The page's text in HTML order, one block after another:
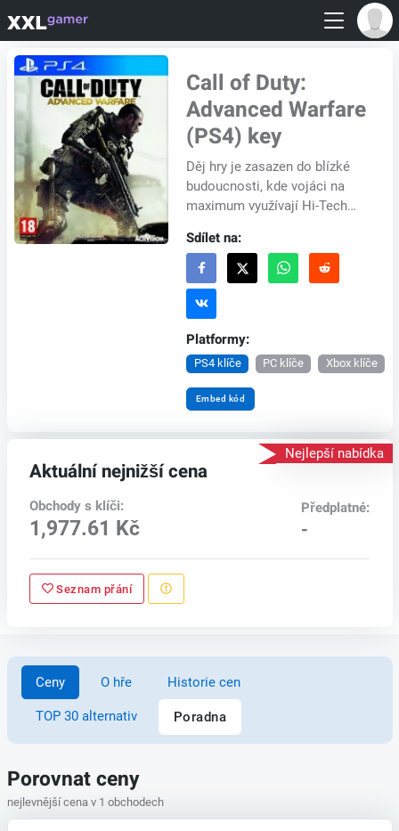
Call of Duty:
Advanced Warfare
(PS4) key
Děj hry je zasazen do blízké
budoucnosti, kde vojáci na
maximum využívají Hi-Tech
nemají vlastní armády, a tak si
bezpeč...
Sdílet na:
Platformy:
PS4 klíče PC klíče Xbox klíče
Embed kód
Nejlepší nabídka
Aktuální nejnižší cena
Obchody s klíči:
1,977.61 Kč
Předplatné:
-
Seznam přání
Ceny O hře Historie cen
TOP 30 alternativ Poradna
Porovnat ceny
nejlevnější cena v 1 obchodech